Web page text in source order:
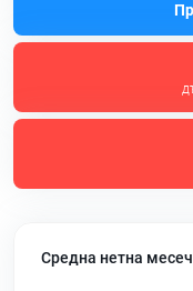
Средна нетна